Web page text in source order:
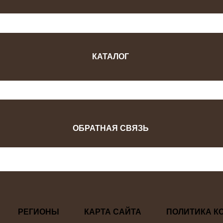
КАТАЛОГ
ОБРАТНАЯ СВЯЗЬ
РЕГИОНЫ КАРТА САЙТА
ПОЛИТИКА